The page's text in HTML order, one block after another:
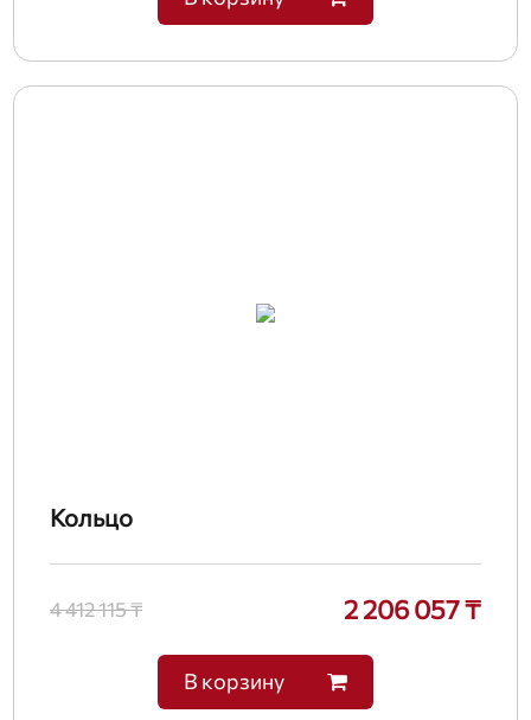
Кольцо
4 412 115 ₸ 2 206 057 ₸
В корзину